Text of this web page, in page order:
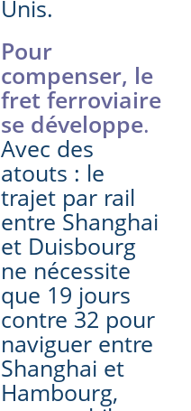
Unis.
Pour
compenser, le
fret ferroviaire
se développe.
Avec des
atouts : le
trajet par rail
entre Shanghai
et Duisbourg
ne nécessite
que 19 jours
contre 32 pour
naviguer entre
Shanghai et
Hambourg,